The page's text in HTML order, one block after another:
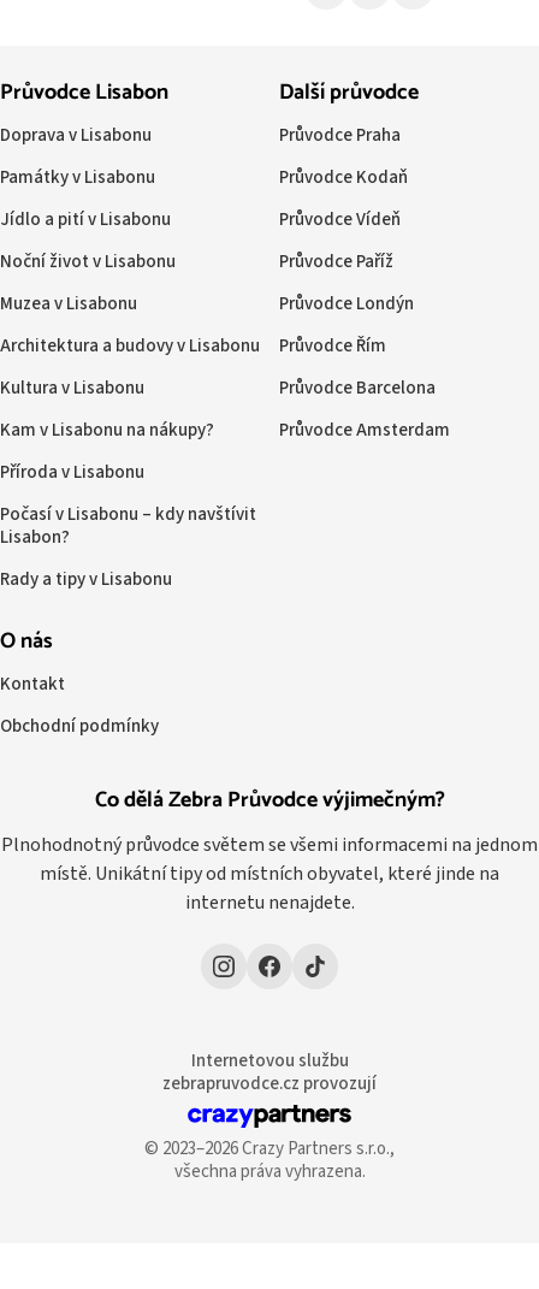
Co dělá Zebra Průvodce výjimečným?
Plnohodnotný průvodce světem se všemi informacemi na jednom
místě. Unikátní tipy od místních obyvatel, které jinde na
internetu nenajdete.
Průvodce Lisabon
Doprava v Lisabonu
Památky v Lisabonu
Jídlo a pití v Lisabonu
Noční život v Lisabonu
Muzea v Lisabonu
Architektura a budovy v Lisabonu
Kultura v Lisabonu
Kam v Lisabonu na nákupy?
Příroda v Lisabonu
Počasí v Lisabonu – kdy navštívit
Lisabon?
Rady a tipy v Lisabonu
Další průvodce
Průvodce Praha
Průvodce Kodaň
Průvodce Vídeň
Průvodce Paříž
Průvodce Londýn
Průvodce Řím
Průvodce Barcelona
Průvodce Amsterdam
O nás
Kontakt
Obchodní podmínky
Internetovou službu
zebrapruvodce.cz provozují
© 2023–2026 Crazy Partners s.r.o.,
všechna práva vyhrazena.